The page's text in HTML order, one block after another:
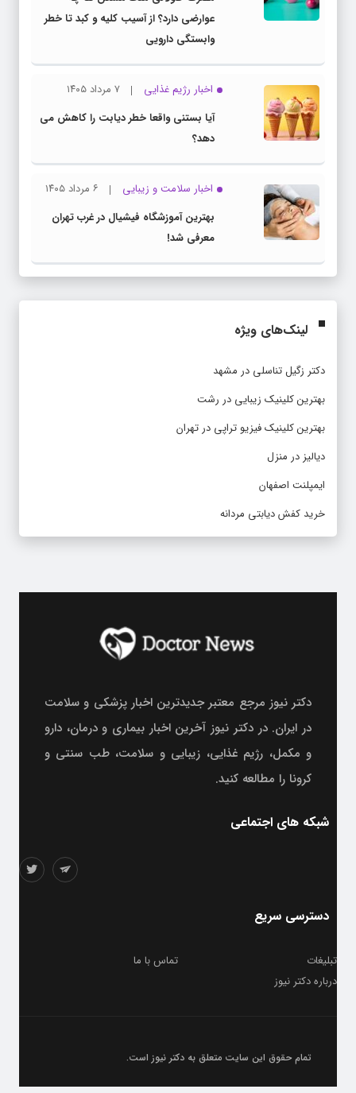
عوارضی دارد؟ از آسیب کلیه و کبد تا خطر
وابستگی دارویی
اخبار رژیم غذایی
۷ مرداد ۱۴۰۵
آیا بستنی واقعا خطر دیابت را کاهش می
دهد؟
اخبار سلامت و زیبایی
۶ مرداد ۱۴۰۵
بهترین آموزشگاه فیشیال در غرب تهران
معرفی شد!
لینک‌های ویژه
دکتر زگیل تناسلی در مشهد
بهترین کلینیک زیبایی در رشت
بهترین کلینیک فیزیو تراپی در تهران
دیالیز در منزل
ایمپلنت اصفهان
خرید کفش دیابتی مردانه
دکتر نیوز مرجع معتبر جدیدترین اخبار پزشکی و سلامت
در ایران. در دکتر نیوز آخرین اخبار بیماری و درمان، دارو
و مکمل، رژیم غذایی، زیبایی و سلامت، طب سنتی و
کرونا را مطالعه کنید.
شبکه های اجتماعی
دسترسی سریع
تبلیغات
تماس با ما
درباره دکتر نیوز
تمام حقوق این سایت متعلق به دکتر نیوز است.